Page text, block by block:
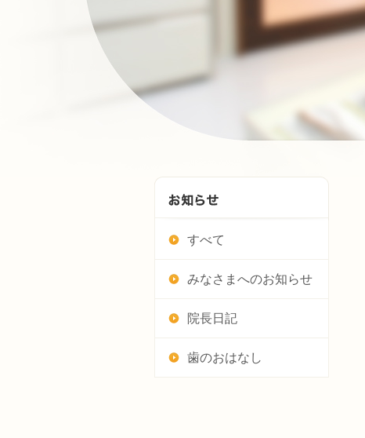
すべて
みなさまへのお知らせ
院長日記
歯のおはなし